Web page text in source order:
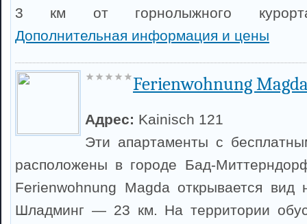
3 км от горнолыжного курорта
Дополнительная информация и цены
Ferienwohnung
Адрес: Kainisch 121
Эти апартаменты с
расположены в городе Бад-
Ferienwohnung Magda открывается
Шладминг — 23 км. На территории